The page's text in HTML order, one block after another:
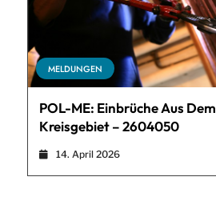
MELDUNGEN
POL-ME: Einbrüche Aus Dem
Kreisgebiet – 2604050
14. April 2026